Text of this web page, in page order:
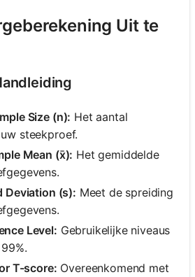
Uit te
Size (n): Het aantal
steekproef.
Mean (x̄): Het gemiddelde
Deviation (s): Meet de spreiding
Level: Gebruikelijke niveaus
T-score: Overeenkomend met